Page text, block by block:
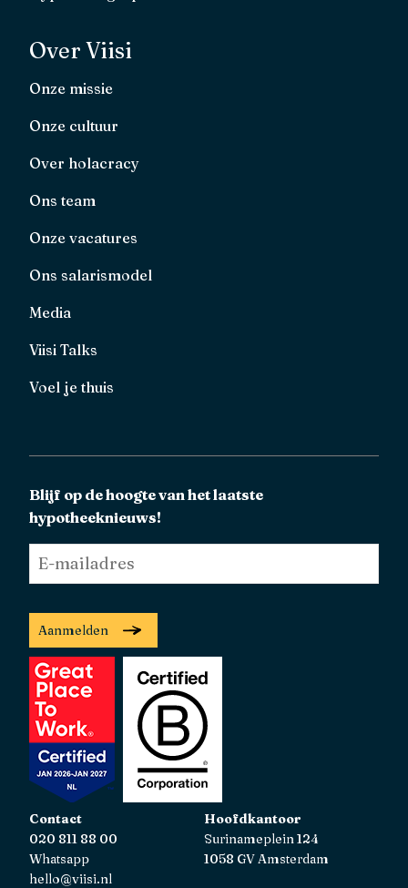
Over Viisi
Onze missie
Onze cultuur
Over holacracy
Ons team
Onze vacatures
Ons salarismodel
Media
Viisi Talks
Voel je thuis
Blijf op de hoogte van het laatste
hypotheeknieuws!
mailadres *
Aanmelden
Contact
020 811 88 00
Whatsapp
hello@viisi.nl
Hoofdkantoor
Surinameplein 124
1058 GV Amsterdam